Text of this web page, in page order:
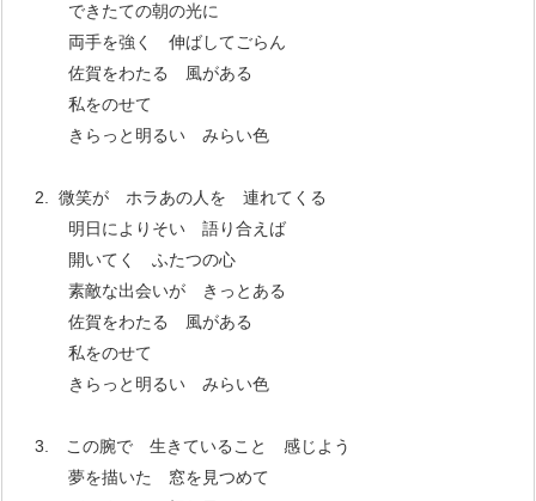
できたての朝の光に
両手を強く 伸ばしてごらん
佐賀をわたる 風がある
私をのせて
きらっと明るい みらい色
2. 微笑が ホラあの人を 連れてくる
明日によりそい 語り合えば
開いてく ふたつの心
素敵な出会いが きっとある
佐賀をわたる 風がある
私をのせて
きらっと明るい みらい色
3. この腕で 生きていること 感じよう
夢を描いた 窓を見つめて